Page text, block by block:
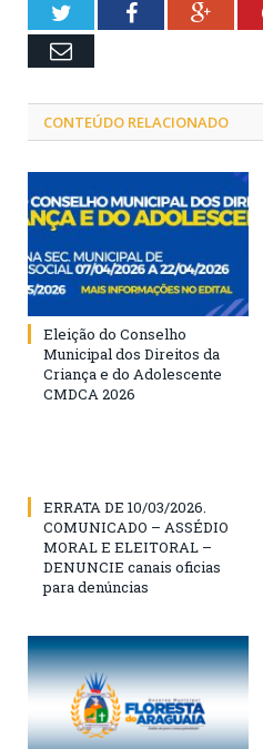
TwitterFacebook
Email
CONTEÚDO RELACIONADO
Eleição do Conselho
Municipal dos Direitos da
Criança e do Adolescente
CMDCA 2026
ERRATA DE 10/03/2026.
COMUNICADO – ASSÉDIO
MORAL E ELEITORAL –
DENUNCIE canais oficias
para denúncias